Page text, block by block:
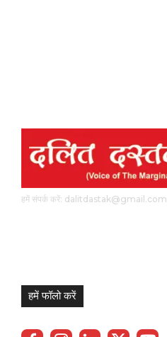
हमें संपर्क करें: dalitdastak@gmail.com
हमें फॉलो करें